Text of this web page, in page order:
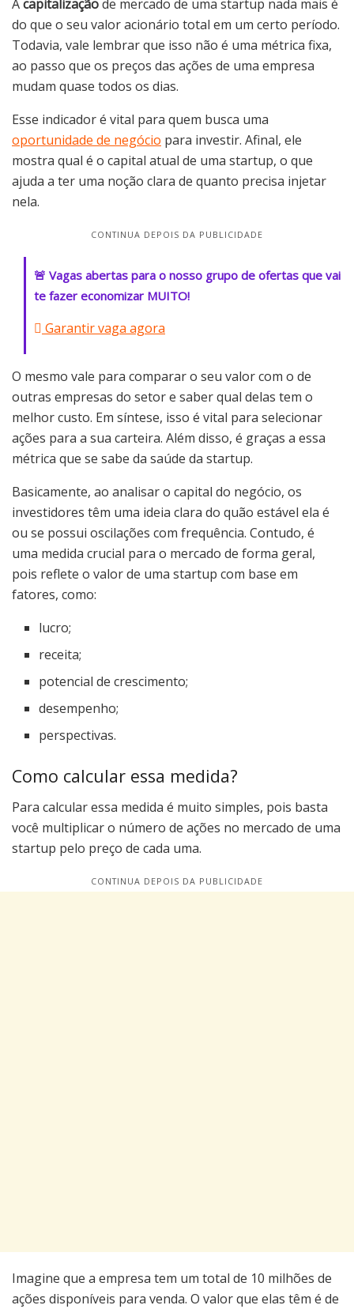
Acapitalizaçãode mercado de uma startup nada mais é
do que o seu valor acionário total em um certo período.
Todavia, vale lembrar que isso não é uma métrica fixa,
ao passo que os preços das ações de uma empresa
mudam quase todos os dias.
Esse indicador é vital para quem busca uma
oportunidade de negócio para investir. Afinal, ele
mostra qual é o capital atual de uma startup, o que
ajuda a ter uma noção clara de quanto precisa injetar
nela.
CONTINUA DEPOIS DA PUBLICIDADE
🚨 Vagas abertas para o nosso grupo de ofertas que vai
te fazer economizar MUITO!
Garantir vaga agora
O mesmo vale para comparar o seu valor com o de
outras empresas do setor e saber qual delas tem o
melhor custo. Em síntese, isso é vital para selecionar
ações para a sua carteira. Além disso, é graças a essa
métrica que se sabe da saúde da startup.
Basicamente, ao analisar o capital do negócio, os
investidores têm uma ideia clara do quão estável ela é
ou se possui oscilações com frequência. Contudo, é
uma medida crucial para o mercado de forma geral,
pois reflete o valor de uma startup com base em
fatores, como:
lucro;
receita;
potencial de crescimento;
desempenho;
perspectivas.
Como calcular essa medida?
Para calcular essa medida é muito simples, pois basta
você multiplicar o número de ações no mercado de uma
startup pelo preço de cada uma.
CONTINUA DEPOIS DA PUBLICIDADE
Imagine que a empresa tem um total de 10 milhões de
ações disponíveis para venda. O valor que elas têm é de